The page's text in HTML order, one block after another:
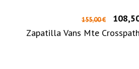
155,00 €
Zapatilla Vans Mte